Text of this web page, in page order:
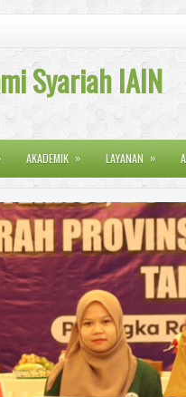
Syariah IAIN
AKADEMIK » LAYANAN »